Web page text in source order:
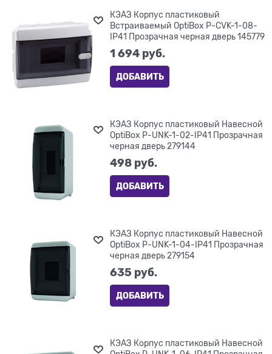
КЭАЗ Корпус пластиковый
Встраиваемый OptiBox P-CVK-1-08-
IP41 Прозрачная черная дверь 145779
1 694 руб.
ДОБАВИТЬ
КЭАЗ Корпус пластиковый Навесной
OptiBox P-UNK-1-02-IP41 Прозрачная
черная дверь 279144
498 руб.
ДОБАВИТЬ
КЭАЗ Корпус пластиковый Навесной
OptiBox P-UNK-1-04-IP41 Прозрачная
черная дверь 279154
635 руб.
ДОБАВИТЬ
КЭАЗ Корпус пластиковый Навесной